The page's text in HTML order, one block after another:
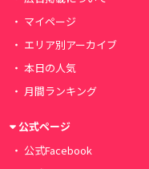
マイページ
エリア別アーカイブ
本日の人気
月間ランキング
公式ページ
公式Facebook